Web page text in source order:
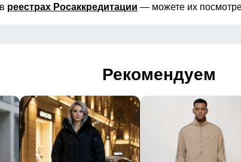
реестрах Росаккредитации — можете их
Рекомендуем